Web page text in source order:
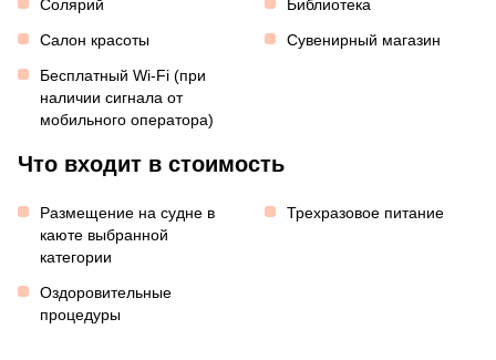
Солярий
Библиотека
Салон красоты
Сувенирный магазин
Бесплатный Wi-Fi (при
наличии сигнала от
мобильного оператора)
Что входит в стоимость
Размещение на судне в
каюте выбранной
категории
Трехразовое питание
Оздоровительные
процедуры